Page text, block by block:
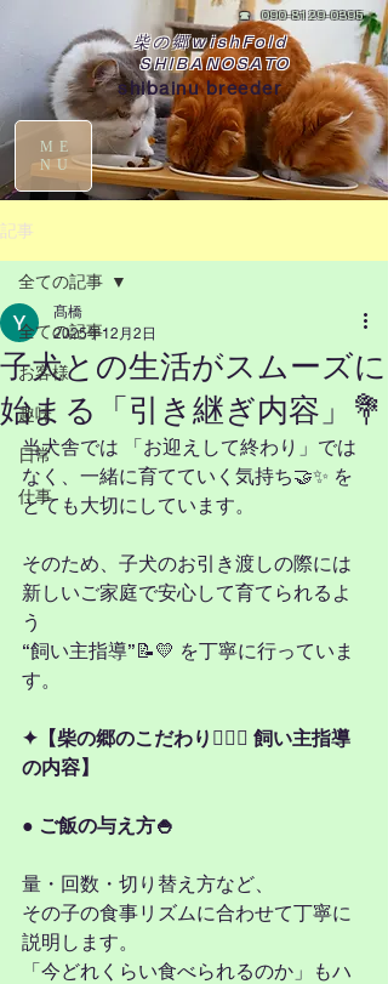
☎090-8129-0395
柴の郷wishFold
SHIBANOSATO
shibainu breeder
ME
NU
記事
全ての記事
お客様
趣味
日常
仕事
全ての記事
子犬との生活がスムーズに
始まる「引き継ぎ内容」💐
髙橋
2025年12月2日
当犬舎では 「お迎えして終わり」では
なく、一緒に育てていく気持ち🤝✨ を
とても大切にしています。
そのため、子犬のお引き渡しの際には
新しいご家庭で安心して育てられるよ
う
“飼い主指導”📝💛 を丁寧に行っていま
す。
✦【柴の郷のこだわり🐕‍🦺✨ 飼い主指導
の内容】
● ご飯の与え方🍚
量・回数・切り替え方など、
その子の食事リズムに合わせて丁寧に
説明します。
「今どれくらい食べられるのか」もハ